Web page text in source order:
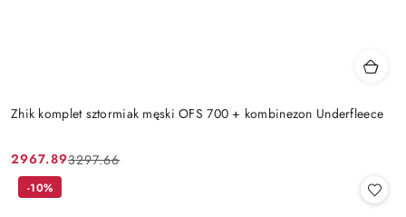
Zhik komplet sztormiak męski OFS 700 + kombinezon Underfleece
Cena
promocyjna:
2967.89
Cena
przed
3297.66
-10%